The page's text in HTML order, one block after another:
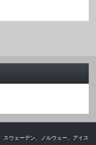
スウェーデン、ノルウェー、アイス